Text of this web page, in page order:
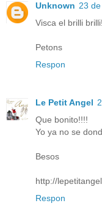
Unknown 23
Visca el brilli
Petons
Respon
Le Petit Angel
Que bonito!!!!
Yo ya no se
Besos
http://
Respon